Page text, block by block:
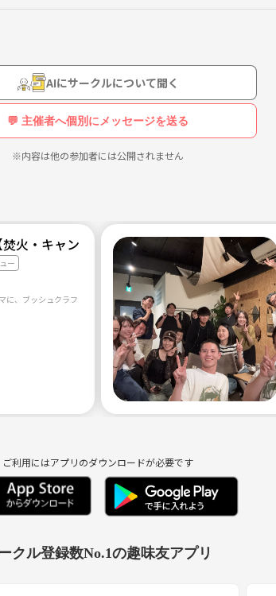
AIにサークルについて聞く
💬 主催者へ個別にメッセージを送る
※内容は他の参加者には公開されません
火・キャンプ・サバイバル】
ー
ご利用にはアプリのダウンロードが必要です
クル登録数No.1の趣味友アプリ